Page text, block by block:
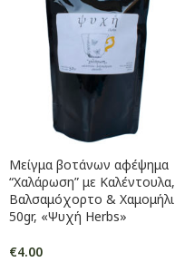
Μείγμα βοτάνων αφέψημα
“Χαλάρωση” με Καλέντουλα,
Βαλσαμόχορτο & Χαμομήλι
50gr, «Ψυχή Herbs»
€4.00